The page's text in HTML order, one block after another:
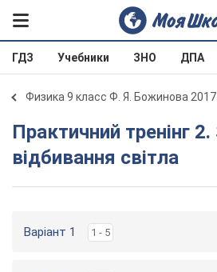
ГДЗ Учебники ЗНО ДПА
Физика 9 класс Ф. Я. Божинова 2017
Практичний тренінг 2. Закони
відбивання світла
Варіант 1 1 - 5